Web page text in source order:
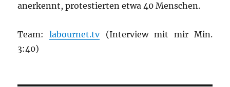
anerkennt, protestierten etwa 40 Menschen.
Team:labournet.tv(Interview mit mir Min.
3:40)